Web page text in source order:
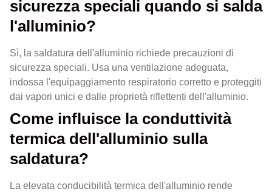
sicurezza speciali quando si salda
l'alluminio?
Sì, la saldatura dell'alluminio richiede precauzioni di
sicurezza speciali. Usa una ventilazione adeguata,
indossa l'equipaggiamento respiratorio corretto e proteggiti
dai vapori unici e dalle proprietà riflettenti dell'alluminio.
Come influisce la conduttività
termica dell'alluminio sulla
saldatura?
La elevata conducibilità termica dell'alluminio rende